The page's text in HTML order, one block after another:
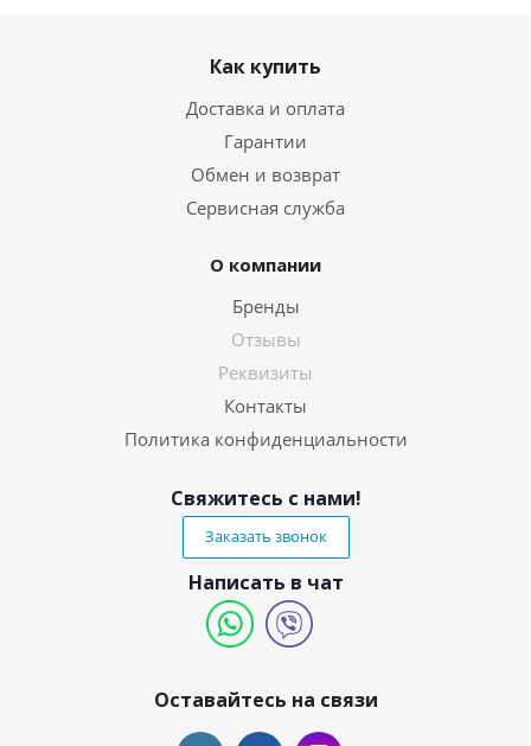
Как купить
Доставка и оплата
Гарантии
Обмен и возврат
Сервисная служба
О компании
Бренды
Отзывы
Реквизиты
Контакты
Политика конфиденциальности
Свяжитесь с нами!
Заказать звонок
Написать в чат
Оставайтесь на связи